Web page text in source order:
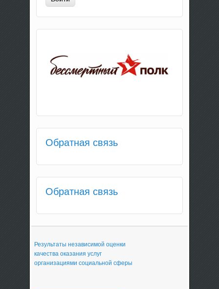
Обратная связь
Обратная связь
Результаты независимой оценки
качества оказания услуг
организациями социальной сферы